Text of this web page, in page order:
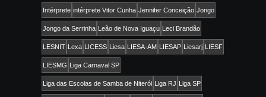
Intérprete intérprete Vitor Cunha Jennifer Conceição Jongo
Jongo da Serrinha Leão de Nova Iguaçu Leci Brandão
LESNIT Lexa LICESS Liesa LIESA-AM LIESAP Liesarj LIESF
LIESMG Liga Carnaval SP
Liga das Escolas de Samba de Niterói Liga RJ Liga SP